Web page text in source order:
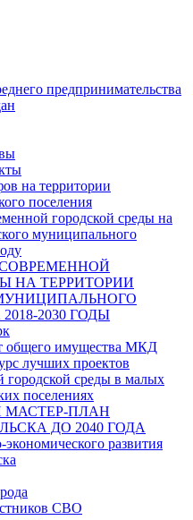
предпринимательства
на территории
поселения
городской среды на
муниципального
НА ТЕРРИТОРИИ
2030 ГОДЫ
общего имущества МКД
лучших проектов
городской среды в малых
поселениях
МАСТЕР-ПЛАН
ДО 2040 ГОДА
развития
СВО